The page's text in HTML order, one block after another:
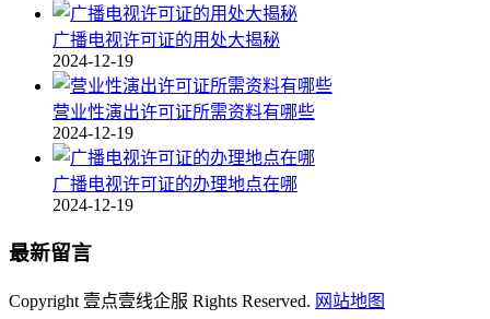
广播电视许可证的用处大揭秘
2024-12-19
营业性演出许可证所需资料有哪些
2024-12-19
广播电视许可证的办理地点在哪
2024-12-19
最新留言
Copyright 壹点壹线企服 Rights Reserved. 网站地图